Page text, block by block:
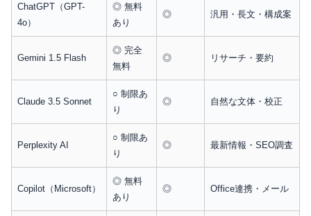
ChatGPT（GPT-
4o）
◎ 無料
あり
◎ 汎用・長文・構成案
Gemini 1.5 Flash
◎ 完全
無料
◎ リサーチ・要約
Claude 3.5 Sonnet
○ 制限あ
り
◎ 自然な文体・校正
Perplexity AI
○ 制限あ
り
◎ 最新情報・SEO調査
Copilot（Microsoft）
◎ 無料
あり
◎ Office連携・メール